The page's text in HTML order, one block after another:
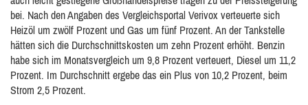
bei. Nach den Angaben des Vergleichsportal Verivox verteuerte sich
Heizöl um zwölf Prozent und Gas um fünf Prozent. An der Tankstelle
hätten sich die Durchschnittskosten um zehn Prozent erhöht. Benzin
habe sich im Monatsvergleich um 9,8 Prozent verteuert, Diesel um 11,2
Prozent. Im Durchschnitt ergebe das ein Plus von 10,2 Prozent, beim
Strom 2,5 Prozent.